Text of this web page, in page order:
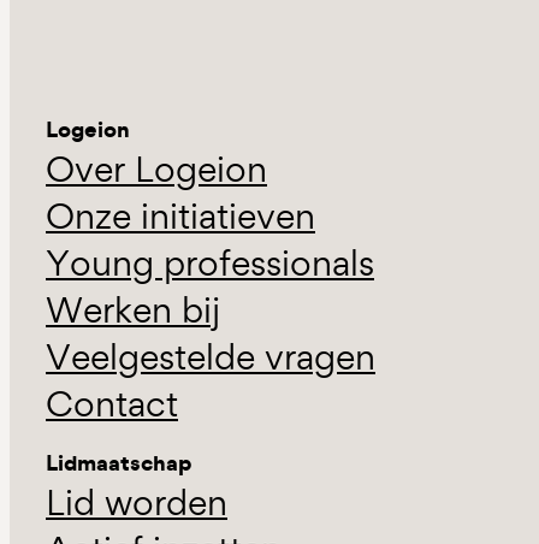
Logeion
Over Logeion
Onze initiatieven
Young professionals
Werken bij
Veelgestelde vragen
Contact
Lidmaatschap
Lid worden